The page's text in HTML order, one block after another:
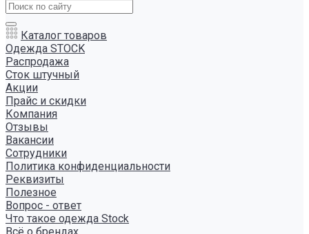
Каталог товаров
Одежда STOCK
Распродажа
Сток штучный
Акции
Прайс и скидки
Компания
Отзывы
Вакансии
Сотрудники
Политика конфиденциальности
Реквизиты
Полезное
Вопрос - ответ
Что такое одежда Stock